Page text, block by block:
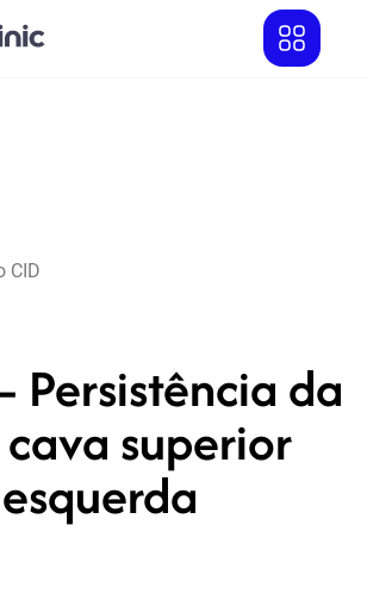
CID
Persistência da
superior
esquerda